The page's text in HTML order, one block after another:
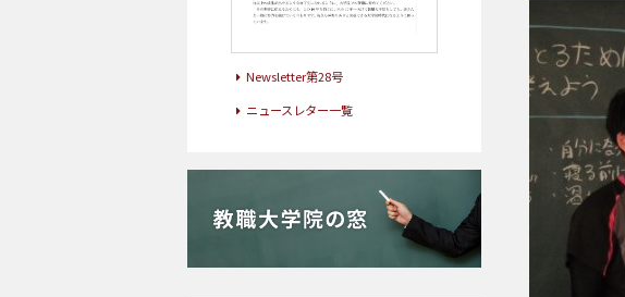
Newsletter第28号
ニュースレター一覧